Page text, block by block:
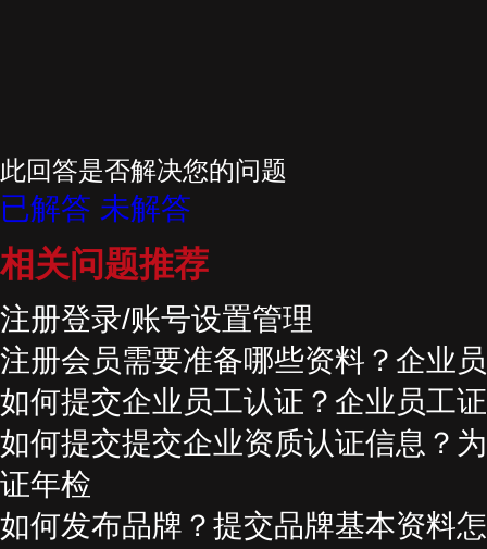
此回答是否解决您的问题
已解答 未解答
相关问题推荐
注册登录/账号设置管理
注册会员需要准备哪些资料？企业
如何提交企业员工认证？企业员工
如何提交提交企业资质认证信息？
证年检
如何发布品牌？提交品牌基本资料